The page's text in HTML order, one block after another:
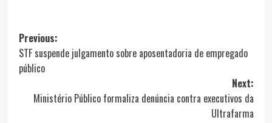
Post
navigation
Previous:
STF suspende julgamento sobre aposentadoria de empregado
público
Next:
Ministério Público formaliza denúncia contra executivos da
Ultrafarma